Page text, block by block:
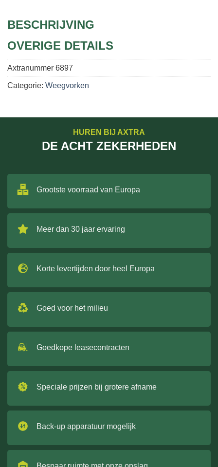
BESCHRIJVING
OVERIGE DETAILS
Axtranummer 6897
Categorie: Weegvorken
HUREN BIJ AXTRA
DE ACHT ZEKERHEDEN
Grootste voorraad van Europa
Meer dan 30 jaar ervaring
Korte levertijden door heel Europa
Goed voor het milieu
Goedkope leasecontracten
Speciale prijzen bij grotere afname
Back-up apparatuur mogelijk